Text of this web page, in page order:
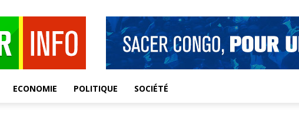
ECONOMIE POLITIQUE SOCIÉTÉ